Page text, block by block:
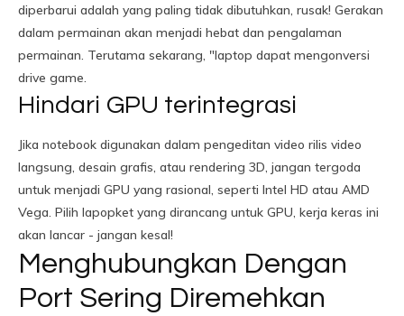
diperbarui adalah yang paling tidak dibutuhkan, rusak! Gerakan
dalam permainan akan menjadi hebat dan pengalaman
permainan. Terutama sekarang, "laptop dapat mengonversi
drive game.
Hindari GPU terintegrasi
Jika notebook digunakan dalam pengeditan video rilis video
langsung, desain grafis, atau rendering 3D, jangan tergoda
untuk menjadi GPU yang rasional, seperti Intel HD atau AMD
Vega. Pilih lapopket yang dirancang untuk GPU, kerja keras ini
akan lancar - jangan kesal!
Menghubungkan Dengan
Port Sering Diremehkan